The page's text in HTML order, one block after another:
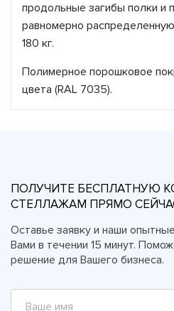
продольные загибы полки и
равномерно
180 кг.
Полимерное порошковое
цвета (RAL 7035).
ПОЛУЧИТЕ БЕСПЛАТНУЮ
СТЕЛЛАЖАМ ПРЯМО
Оставье заявку и наши
Вами в течении 15 минут.
решение для Вашего бизнеса.